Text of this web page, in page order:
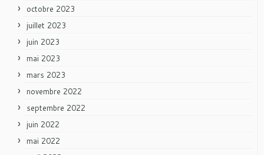
octobre 2023
juillet 2023
juin 2023
mai 2023
mars 2023
novembre 2022
septembre 2022
juin 2022
mai 2022